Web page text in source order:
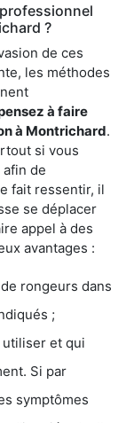
?
de ces
les méthodes
à faire
à Montrichard.
si vous
de
fait ressentir, il
se déplacer
appel à des
avantages :
rongeurs dans
;
et qui
Si par
symptômes